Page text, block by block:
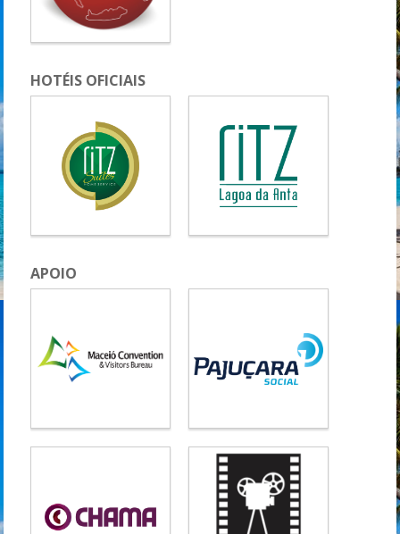
HOTÉIS OFICIAIS
APOIO